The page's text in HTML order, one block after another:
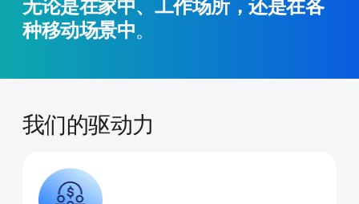
无论是在家中、工作场所，还是在各
种移动场景中。
我们的驱动力